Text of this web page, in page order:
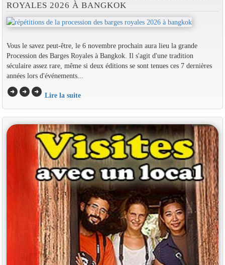
ROYALES 2026 À BANGKOK
Vous le savez peut-être, le 6 novembre prochain aura lieu la grande
Procession des Barges Royales à Bangkok. Il s'agit d'une tradition
séculaire assez rare, même si deux éditions se sont tenues ces 7 dernières
années lors d'événements...
arrow_circle_rightarrow_circle_rightarrow_circle_right Lire la suite